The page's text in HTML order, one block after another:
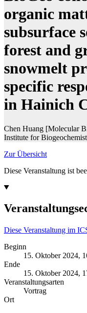
organic
subsurface
forest and
snowmelt
specific
in Hainich
Chen Huang [Molecular
Institute for
Zur Übersicht
Diese Veranstaltung ist
Diese Veranstaltung im
Beginn
15. Oktober 2024,
Ende
15. Oktober 2024,
Veranstaltungsarten
Vortrag
Ort